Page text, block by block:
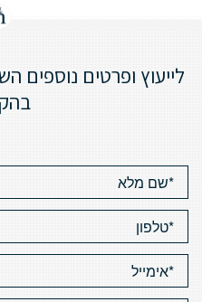
לייעוץ ופרטים נוספים